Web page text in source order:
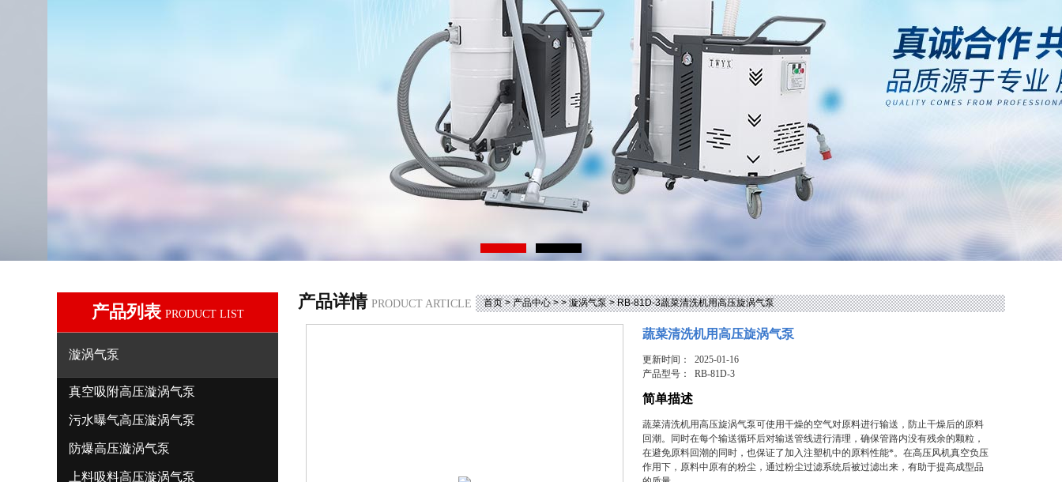
产品列表 PRODUCT LIST
漩涡气泵
真空吸附高压漩涡气泵
污水曝气高压漩涡气泵
防爆高压漩涡气泵
上料吸料高压漩涡气泵
产品详情 PRODUCT ARTICLE 首页>产品中心> >漩涡气泵> RB-81D-3蔬菜清洗机用高压旋涡气泵
蔬菜清洗机用高压旋涡气泵
更新时间： 2025-01-16
产品型号：RB-81D-3
简单描述
蔬菜清洗机用高压旋涡气泵可使用干燥的空气对原料进行输送，防止干燥后的原料
回潮。同时在每个输送循环后对输送管线进行清理，确保管路内没有残余的颗粒，
在避免原料回潮的同时，也保证了加入注塑机中的原料性能*。在高压风机真空负压
作用下，原料中原有的粉尘，通过粉尘过滤系统后被过滤出来，有助于提高成型品